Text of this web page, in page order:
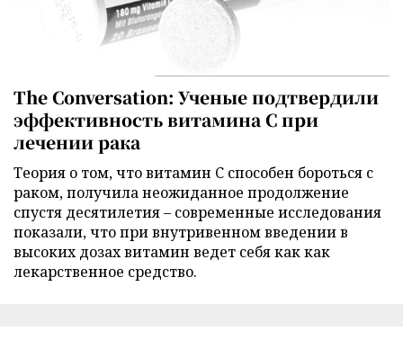
The Conversation: Ученые подтвердили
эффективность витамина C при
лечении рака
Теория о том, что витамин C способен бороться с
раком, получила неожиданное продолжение
спустя десятилетия – современные исследования
показали, что при внутривенном введении в
высоких дозах витамин ведет себя как как
лекарственное средство.